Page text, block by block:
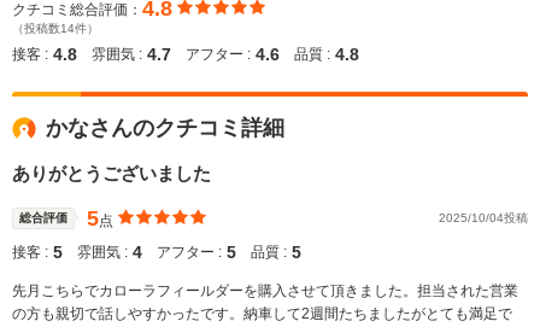
クチコミ総合評価： 4.8
（投稿数14件）
接客 : 4.8 雰囲気 : 4.7 アフター : 4.6 品質 : 4.8
かなさんのクチコミ詳細
ありがとうございました
総合評価 5点 2025/10/04投稿
接客 : 5 雰囲気 : 4 アフター : 5 品質 : 5
先月こちらでカローラフィールダーを購入させて頂きました。担当された営業
の方も親切で話しやすかったです。納車して2週間たちましたがとても満足で